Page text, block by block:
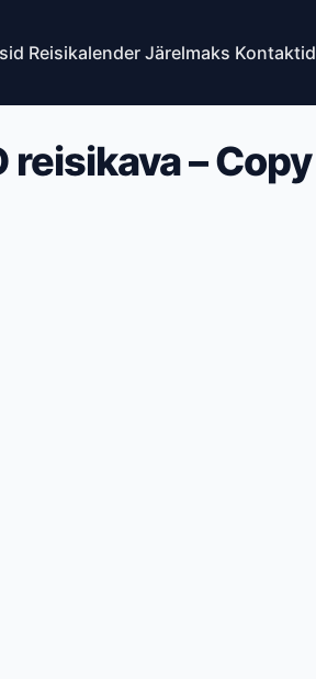
Reisikalender Järelmaks Kontaktid
reisikava – Copy